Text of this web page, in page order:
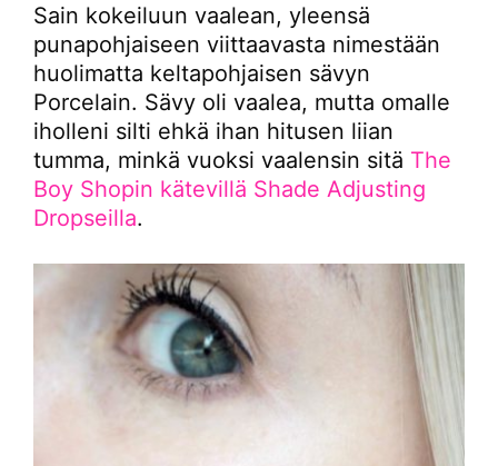
Sain kokeiluun vaalean, yleensä
punapohjaiseen viittaavasta nimestään
huolimatta keltapohjaisen sävyn
Porcelain. Sävy oli vaalea, mutta omalle
iholleni silti ehkä ihan hitusen liian
tumma, minkä vuoksi vaalensin sitä The
Boy Shopin kätevillä Shade Adjusting
Dropseilla.